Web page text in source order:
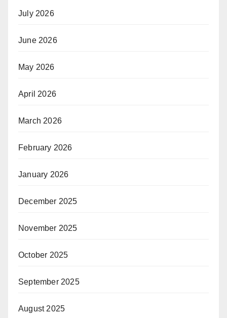
July 2026
June 2026
May 2026
April 2026
March 2026
February 2026
January 2026
December 2025
November 2025
October 2025
September 2025
August 2025